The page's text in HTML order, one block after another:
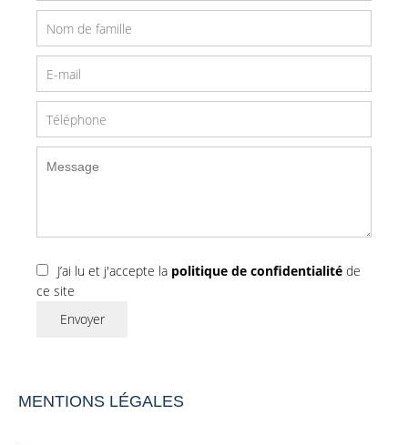
J’ai lu et j'accepte la politique de confidentialité de
ce site
Envoyer
MENTIONS LÉGALES